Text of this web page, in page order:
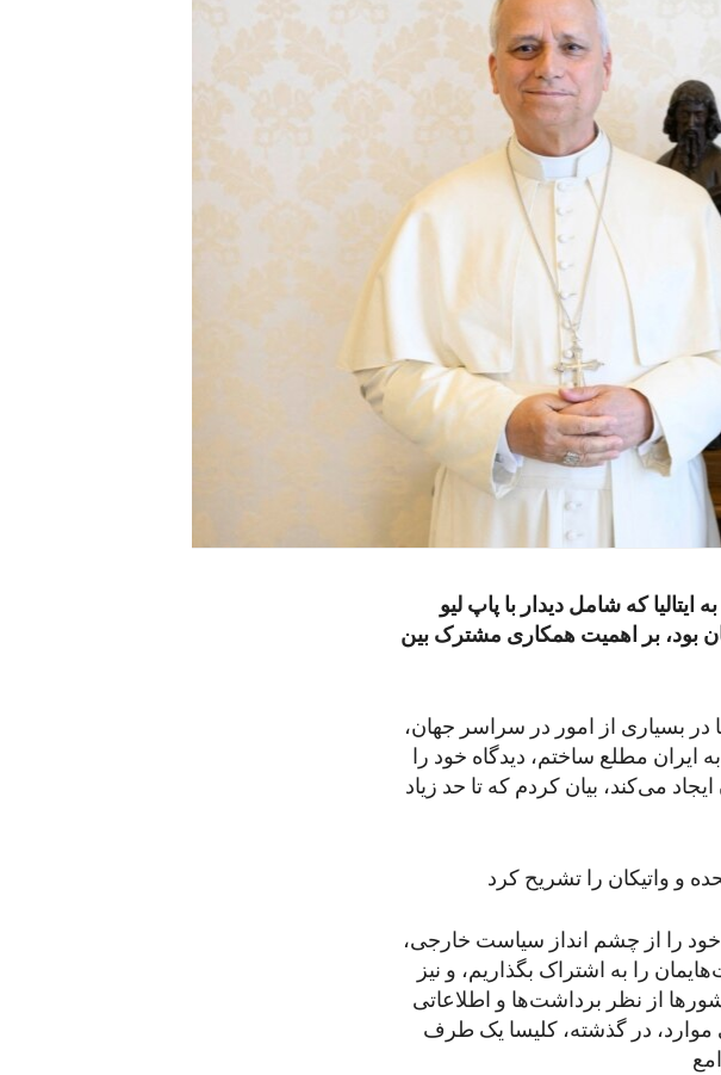
IDEALS AND INSTITUTIONS
که شامل دیدار با پاپ لیو
بود، بر اهمیت همکاری مشترک بین
در بسیاری از امور در سراسر جهان،
ایران مطلع ساختم، دیدگاه خود را
می‌کند، بیان کردم که تا حد زیاد
را از چشم انداز سیاست خارجی،
را به اشتراک بگذاریم، و نیز
از نظر برداشت‌ها و اطلاعاتی
در گذشته، کلیسا یک طرف